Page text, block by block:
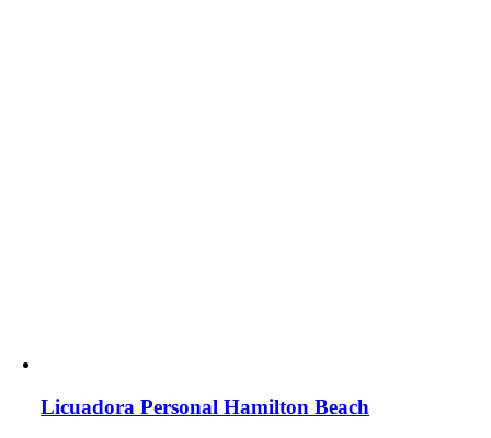
Licuadora Personal Hamilton Beach